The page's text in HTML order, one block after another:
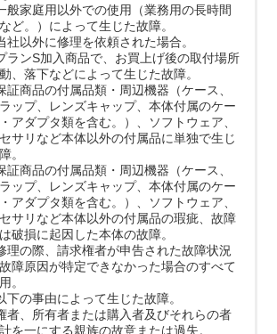
般家庭用以外での使用（業務用の長時間
ど。）によって生じた故障。
社以外に修理を依頼された場合。
ランS加入商品で、お買上げ後の取付場所
、落下などによって生じた故障。
証商品の付属品類・周辺機器（ケース、
ップ、レンズキャップ、本体付属のケー
アダプタ類を含む。）、ソフトウェア、
サリなど本体以外の付属品に単独で生じ
。
証商品の付属品類・周辺機器（ケース、
ップ、レンズキャップ、本体付属のケー
アダプタ類を含む。）、ソフトウェア、
サリなど本体以外の付属品の瑕疵、故障
破損に起因した本体の故障。
理の際、請求権者が申告された故障状況
障原因が特定できなかった場合のすべて
。
下の事由によって生じた故障。
者、所有者または購入者及びそれらの者
を一にする親族の故意または過失。